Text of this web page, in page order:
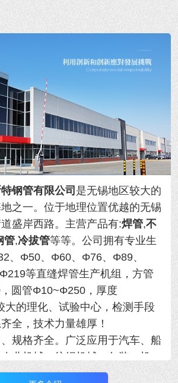
钢管有限公司 是无锡地区较大的
之一。位于地理位置优越的无锡
盛岸西路。主营产品有:焊管,不
管,冷拔管等等。 公司拥有专业生
、Φ50、Φ60、Φ76、Φ89、
等直缝焊管生产机组，方管
圆管Φ10~Φ250，厚度
大的理化、试验中心，检测手段
全，技术力量雄厚！
规格齐全。广泛应用于汽车、船
业机械、纺织机械、包装、机
业，年产量大！用于各类精密机